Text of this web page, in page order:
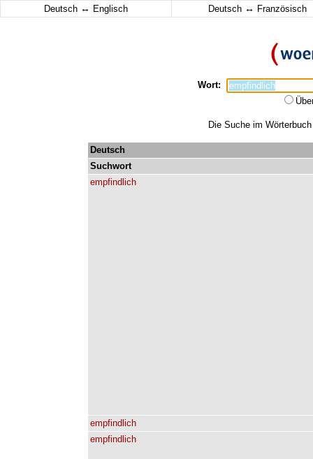
Deutsch ↔ Englisch Deutsch ↔ Französisch
Wort:
Die Suche im
Deutsch
Suchwort
empfindlich
empfindlich
empfindlich